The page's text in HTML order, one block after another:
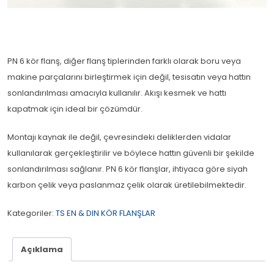
PN 6 kör flanş, diğer flanş tiplerinden farklı olarak boru veya
makine parçalarını birleştirmek için değil, tesisatın veya hattın
sonlandırılması amacıyla kullanılır. Akışı kesmek ve hattı
kapatmak için ideal bir çözümdür.
Montajı kaynak ile değil, çevresindeki deliklerden vidalar
kullanılarak gerçekleştirilir ve böylece hattın güvenli bir şekilde
sonlandırılması sağlanır. PN 6 kör flanşlar, ihtiyaca göre siyah
karbon çelik veya paslanmaz çelik olarak üretilebilmektedir.
Kategoriler: TS EN & DIN KÖR FLANŞLAR
Açıklama